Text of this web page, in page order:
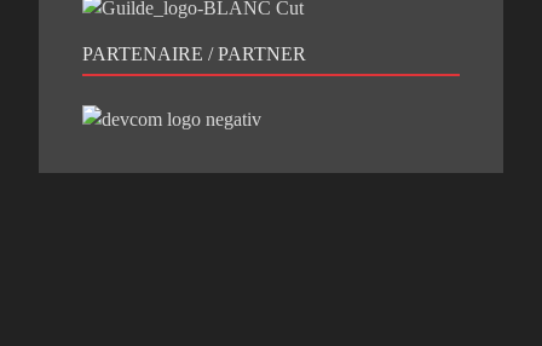
PARTENAIRE / PARTNER